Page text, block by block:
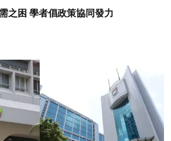
之困 學者倡政策協同發力